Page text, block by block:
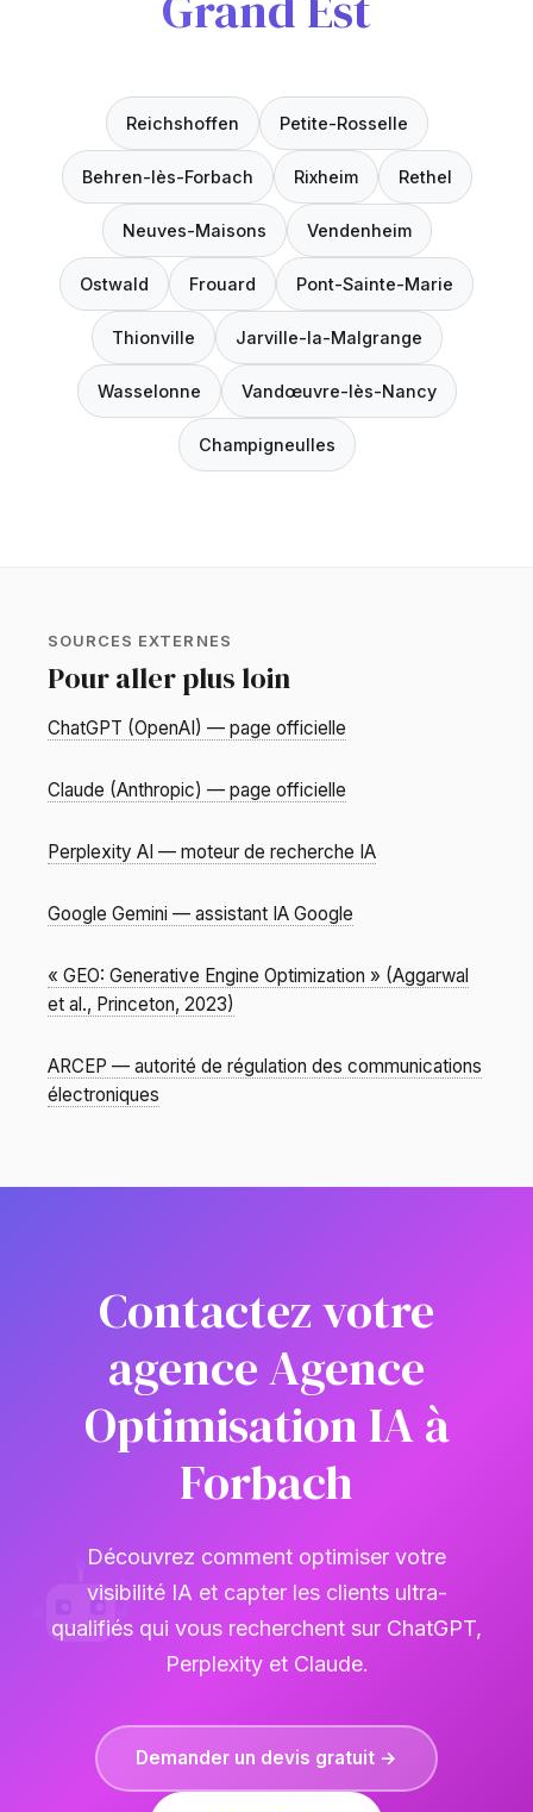
Reichshoffen Petite-Rosselle
Behren-lès-Forbach Rixheim Rethel
Neuves-Maisons Vendenheim
Ostwald Frouard Pont-Sainte-Marie
Thionville Jarville-la-Malgrange
Wasselonne Vandœuvre-lès-Nancy
Champigneulles
SOURCES EXTERNES
Pour aller plus loin
ChatGPT (OpenAI) — page officielle
Claude (Anthropic) — page officielle
Perplexity AI — moteur de recherche IA
Google Gemini — assistant IA Google
« GEO: Generative Engine Optimization » (Aggarwal
et al., Princeton, 2023)
ARCEP — autorité de régulation des communications
électroniques
Contactez votre
agence Agence
Optimisation IA à
Forbach
Découvrez comment optimiser votre
visibilité IA et capter les clients ultra-
qualifiés qui vous recherchent sur ChatGPT,
Perplexity et Claude.
Demander un devis gratuit →